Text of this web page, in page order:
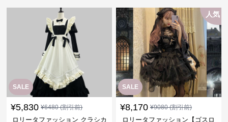
SALE
¥5,830 ¥6480(割引前)
ロリータファッション クラシカ
SALE
人気
¥8,170 ¥9080(割引前)
ロリータファッション【ゴスロ